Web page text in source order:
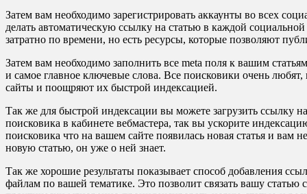
Затем вам необходимо зарегистрировать аккаунты во всех
делать автоматическую ссылку на статью в каждой
затратно по времени, но есть ресурсы, которые позволяют
Затем вам необходимо заполнить все meta поля к вашим
и самое главное ключевые слова. Все поисковики очень
сайты и поощряют их быстрой индексацией.
Так же для быстрой индексации вы можете загрузить ссылку
поисковика в кабинете вебмастера, так вы ускорите
поисковика что на вашем сайте появилась новая статья и вам
новую статью, он уже о ней знает.
Так же хорошие результаты показывает способ добавления
файлам по вашей тематике. Это позволит связать вашу